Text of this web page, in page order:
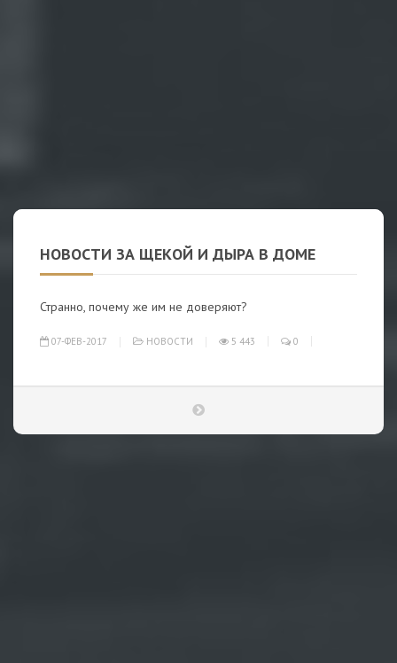
НОВОСТИ ЗА ЩЕКОЙ И ДЫРА В ДОМЕ
Странно, почему же им не доверяют?
07-ФЕВ-2017 НОВОСТИ 5 443 0